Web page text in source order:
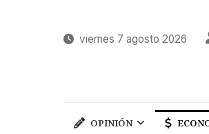
viernes 7 agosto 2026
OPINIÓN